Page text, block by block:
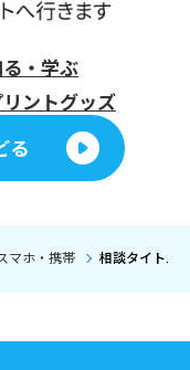
・学ぶ
リントグッズ
る
マホ・携帯 相談タイトル: